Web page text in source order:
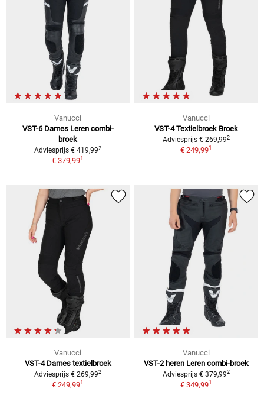
Vanucci
VST-6 Dames Leren combi-
broek
Adviesprijs € 419,992
€ 379,991
Vanucci
VST-4 Textielbroek Broek
Adviesprijs € 269,992
€ 249,991
Vanucci
VST-4 Dames textielbroek
Adviesprijs € 269,992
€ 249,991
Vanucci
VST-2 heren Leren combi-broek
Adviesprijs € 379,992
€ 349,991